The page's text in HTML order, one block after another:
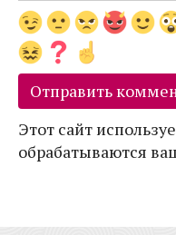
Этот сайт
обрабатываются